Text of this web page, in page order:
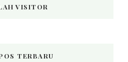
VISITOR
TERBARU